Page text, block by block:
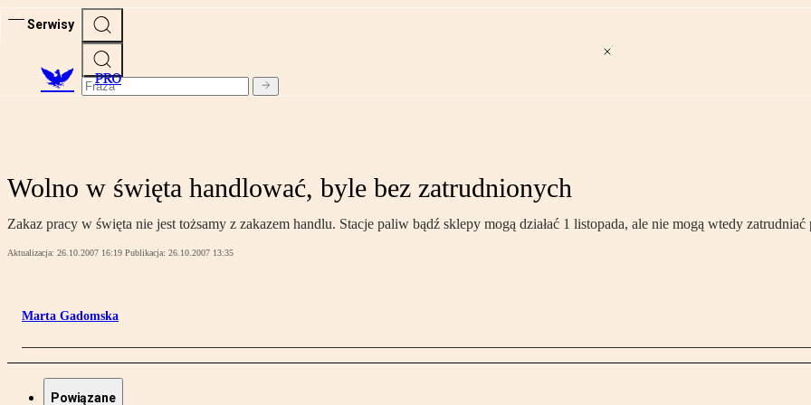
Serwisy
PRO
Wolno w święta handlować, byle bez zatrudnionych
Zakaz pracy w święta nie jest tożsamy z zakazem handlu. Stacje paliw bądź sklepy mogą działać 1 listopada, ale nie mogą wtedy
Aktualizacja: 26.10.2007 16:19 Publikacja: 26.10.2007 13:35
Marta Gadomska
Powiązane